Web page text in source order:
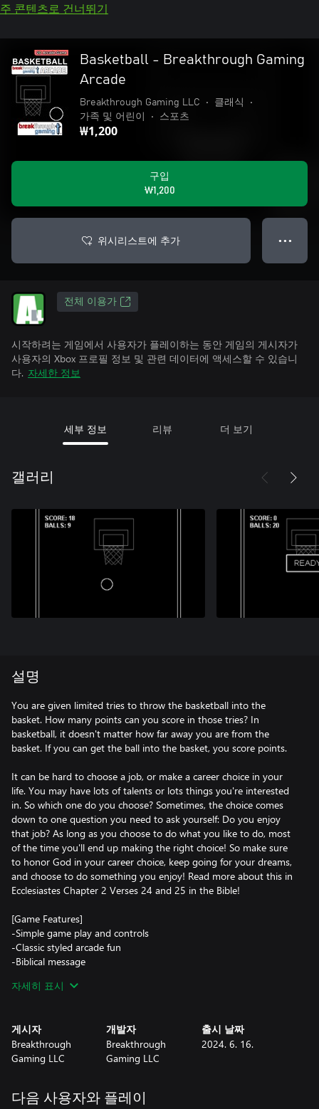
주 콘텐츠로 건너뛰기
Basketball - Breakthrough Gaming
Arcade
Breakthrough Gaming LLC • 클래식
•
가족 및 어린이
• 스포츠
₩1,200
구입
₩1,200
위시리스트에 추가 ● ● ●
전체 이용가
시작하려는 게임에서 사용자가 플레이하는 동안 게임의 게시자가
사용자의 Xbox 프로필 정보 및 관련 데이터에 액세스할 수 있습니
다. 자세한 정보
세부 정보 리뷰 더 보기
갤러리
설명
You are given limited tries to throw the basketball into the
basket. How many points can you score in those tries? In
basketball, it doesn't matter how far away you are from the
basket. If you can get the ball into the basket, you score points.
It can be hard to choose a job, or make a career choice in your
life. You may have lots of talents or lots things you're interested
in. So which one do you choose? Sometimes, the choice comes
down to one question you need to ask yourself: Do you enjoy
that job? As long as you choose to do what you like to do, most
of the time you'll end up making the right choice! So make sure
to honor God in your career choice, keep going for your dreams,
and choose to do something you enjoy! Read more about this in
Ecclesiastes Chapter 2 Verses 24 and 25 in the Bible!
[Game Features]
-Simple game play and controls
-Classic styled arcade fun
-Biblical message
[About the Breakthrough Gaming Arcade series]
complete with classic arcade styled music and graphics, too!
Purchase more games in the series on Xbox and Windows in the
Microsoft Store today!
[About the Breakthrough Gaming series]
Breakthrough Gaming creates Christian themed entertainment in
자세히 표시
게시자
Breakthrough
Gaming LLC
개발자
Breakthrough
Gaming LLC
출시 날짜
2024. 6. 16.
다음 사용자와 플레이